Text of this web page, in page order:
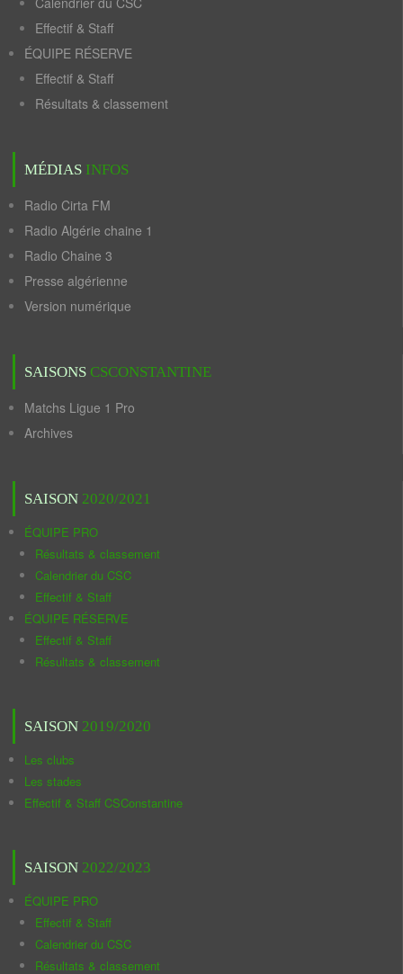
Effectif & Staff
ÉQUIPE RÉSERVE
Effectif & Staff
Résultats & classement
MÉDIAS INFOS
Radio Cirta FM
Radio Algérie chaine 1
Radio Chaine 3
Presse algérienne
Version numérique
SAISONS CSCONSTANTINE
Matchs Ligue 1 Pro
Archives
SAISON 2020/2021
ÉQUIPE PRO
Résultats & classement
Calendrier du CSC
Effectif & Staff
ÉQUIPE RÉSERVE
Effectif & Staff
Résultats & classement
SAISON 2019/2020
Les clubs
Les stades
Effectif & Staff CSConstantine
SAISON 2022/2023
ÉQUIPE PRO
Effectif & Staff
Calendrier du CSC
Résultats & classement